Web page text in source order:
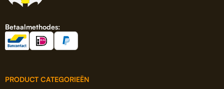
Betaalmethodes:
PRODUCT CATEGORIEËN